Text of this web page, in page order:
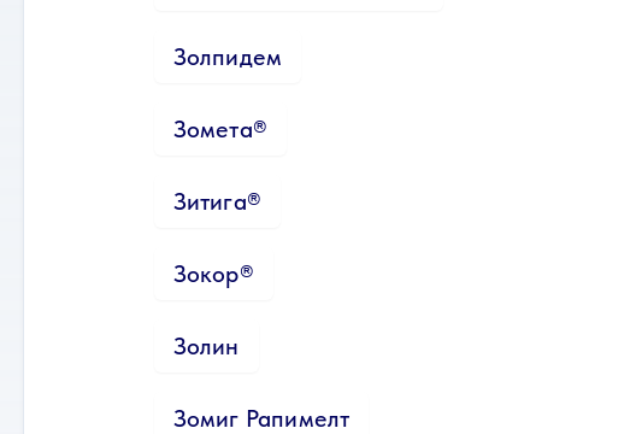
Золпидем
Зомета®
Зитига®
Зокор®
Золин
Зомиг Рапимелт